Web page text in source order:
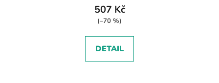
507 Kč
(–70 %)
DETAIL